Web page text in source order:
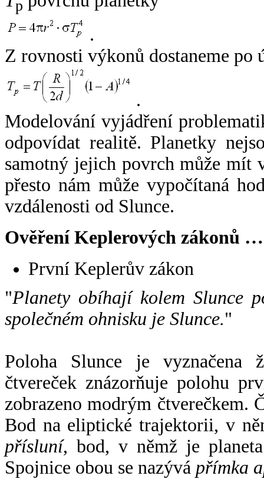
p
.
Z rovnosti výkonů dostaneme po
.
Modelování vyjádření
odpovídat realitě. Planetky
samotný jejich povrch může mít
přesto nám může vypočítaná
vzdálenosti od Slunce.
Ověření Keplerových zákonů …
První Keplerův zákon
"Planety obíhají kolem Slunce
společném ohnisku je Slunce."
Poloha Slunce je vyznačena
čtvereček znázorňuje polohu
zobrazeno modrým čtverečkem.
Bod na eliptické trajektorii, v
přísluní, bod, v němž je
Spojnice obou se nazývá přímka